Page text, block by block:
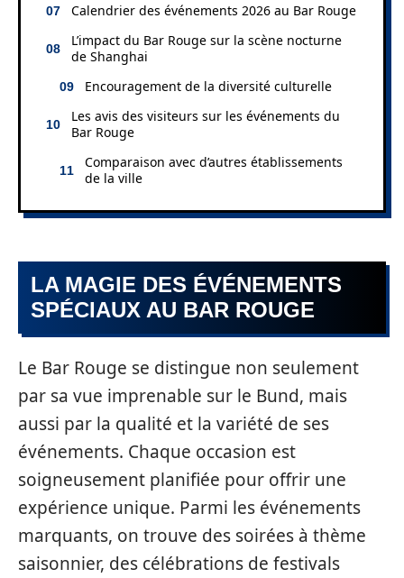
Calendrier des événements 2026 au Bar Rouge
L’impact du Bar Rouge sur la scène nocturne
de Shanghai
Encouragement de la diversité culturelle
Les avis des visiteurs sur les événements du
Bar Rouge
Comparaison avec d’autres établissements
de la ville
LA MAGIE DES ÉVÉNEMENTS
SPÉCIAUX AU BAR ROUGE
Le Bar Rouge se distingue non seulement
par sa vue imprenable sur le Bund, mais
aussi par la qualité et la variété de ses
événements. Chaque occasion est
soigneusement planifiée pour offrir une
expérience unique. Parmi les événements
marquants, on trouve des soirées à thème
saisonnier, des célébrations de festivals